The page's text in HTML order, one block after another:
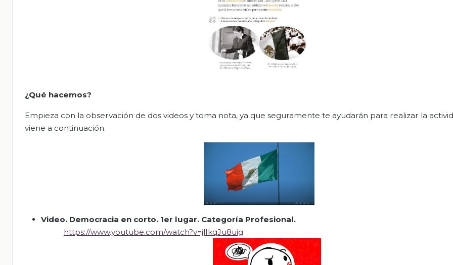
¿Qué hacemos?
Empieza con la observación de dos videos y toma nota, ya que seguramente te ayudarán para realizar la
viene a continuación.
Video. Democracia en corto. 1er lugar. Categoría Profesional.
https://www.youtube.com/watch?v=jlIkqJu8uig